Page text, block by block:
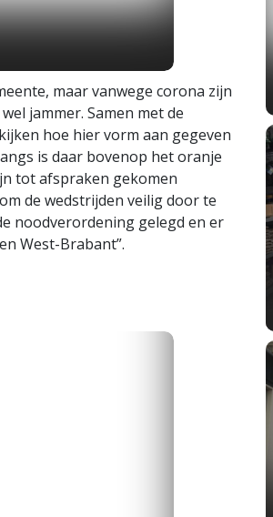
maar vanwege corona zijn
jammer. Samen met de
hoe hier vorm aan gegeven
is daar bovenop het oranje
tot afspraken gekomen
de wedstrijden veilig door te
noodverordening gelegd en er
West-Brabant”.